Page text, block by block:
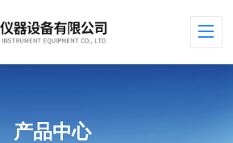
产品中心